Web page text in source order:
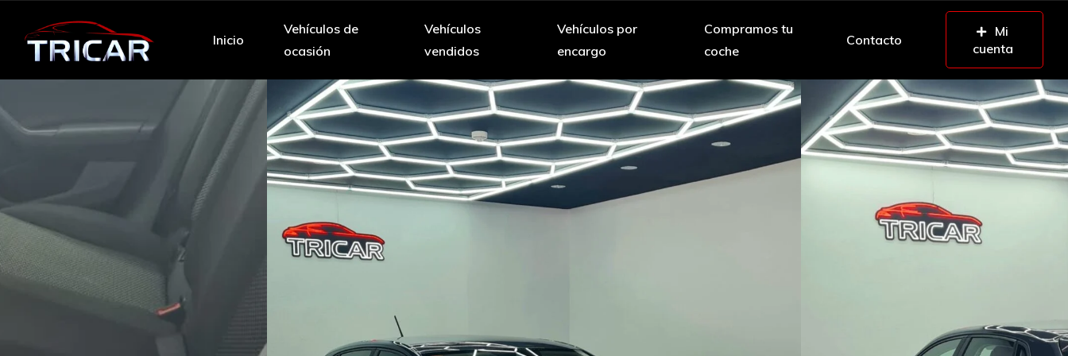
Inicio
Vehículos de
ocasión
Vehículos
vendidos
Vehículos por
encargo
Compramos tu
coche
Contacto
Mi
cuenta